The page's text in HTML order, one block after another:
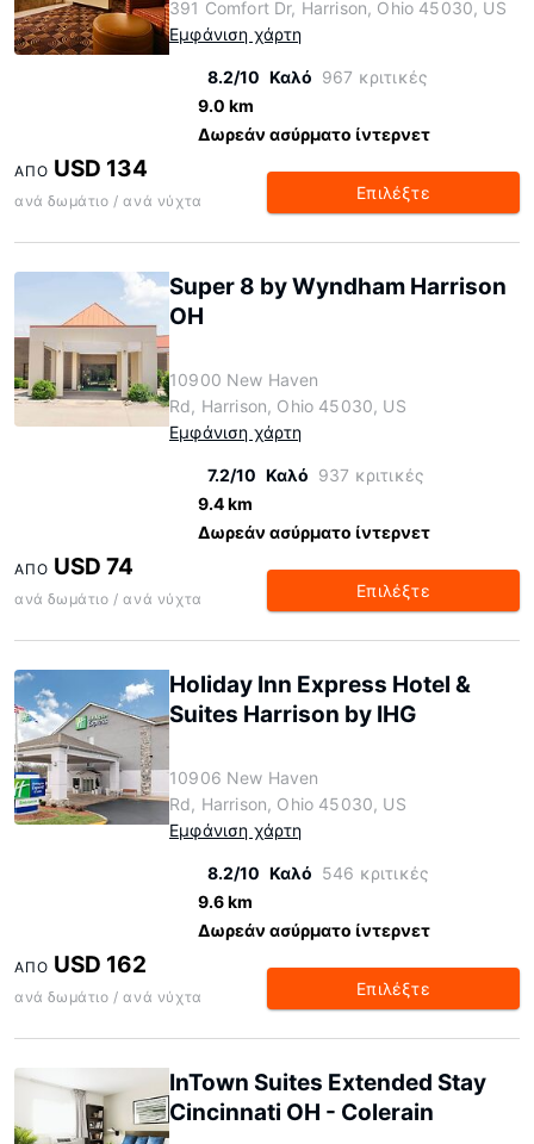
391 Comfort Dr, Harrison, Ohio 45030, US
Εμφάνιση χάρτη
8.2/10 Καλό 967 κριτικές
9.0 km
Δωρεάν ασύρματο ίντερνετ
ΑΠΌ USD 134
ανά δωμάτιο / ανά νύχτα Επιλέξτε
Super 8 by Wyndham Harrison
OH
10900 New Haven
Rd, Harrison, Ohio 45030, US
Εμφάνιση χάρτη
7.2/10 Καλό 937 κριτικές
9.4 km
Δωρεάν ασύρματο ίντερνετ
ΑΠΌ USD 74
ανά δωμάτιο / ανά νύχτα Επιλέξτε
Holiday Inn Express Hotel &
Suites Harrison by IHG
10906 New Haven
Rd, Harrison, Ohio 45030, US
Εμφάνιση χάρτη
8.2/10 Καλό 546 κριτικές
9.6 km
Δωρεάν ασύρματο ίντερνετ
ΑΠΌ USD 162
ανά δωμάτιο / ανά νύχτα Επιλέξτε
InTown Suites Extended Stay
Cincinnati OH - Colerain